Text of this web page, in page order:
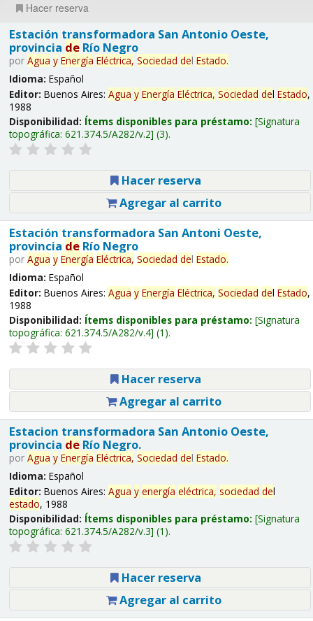
Hacer reserva
Estación transformadora San Antonio Oeste,
provincia deRío Negro
por Agua y Energía Eléctrica, Sociedad del Estado.
Idioma: Español
Editor: Buenos Aires: Agua y Energía Eléctrica, Sociedad del Estado,
1988
Disponibilidad: Ítems disponibles para préstamo: Signatura
topográfica: 621.374.5/A282/v.2 (3).
Hacer reserva
Agregar al carrito
Estación transformadora San Antoni Oeste,
provincia deRío Negro
por Agua y Energía Eléctrica, Sociedad del Estado.
Idioma: Español
Editor: Buenos Aires: Agua y Energía Eléctrica, Sociedad del Estado,
1988
Disponibilidad: Ítems disponibles para préstamo: Signatura
topográfica: 621.374.5/A282/v.4 (1).
Hacer reserva
Agregar al carrito
Estacion transformadora San Antonio Oeste,
provincia deRío Negro.
por Agua y Energía Eléctrica, Sociedad del Estado.
Idioma: Español
Editor: Buenos Aires: Agua y energía eléctrica, sociedad del
estado, 1988
Disponibilidad: Ítems disponibles para préstamo: Signatura
topográfica: 621.374.5/A282/v.3 (1).
Hacer reserva
Agregar al carrito